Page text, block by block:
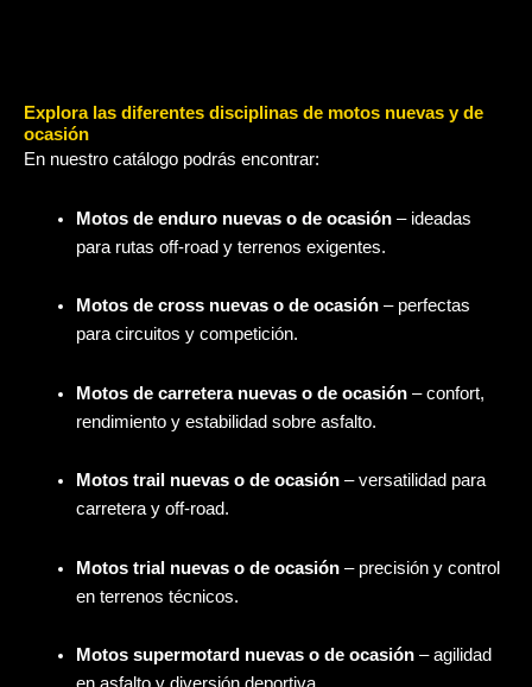
Explora las diferentes disciplinas de motos nuevas y de
ocasión
En nuestro catálogo podrás encontrar:
Motos de enduro nuevas o de ocasión– ideadas
para rutas off-road y terrenos exigentes.
Motos de cross nuevas o de ocasión– perfectas
para circuitos y competición.
Motos de carretera nuevas o de ocasión– confort,
rendimiento y estabilidad sobre asfalto.
Motos trail nuevas o de ocasión– versatilidad para
carretera y off-road.
Motos trial nuevas o de ocasión– precisión y control
en terrenos técnicos.
Motos supermotard nuevas o de ocasión– agilidad